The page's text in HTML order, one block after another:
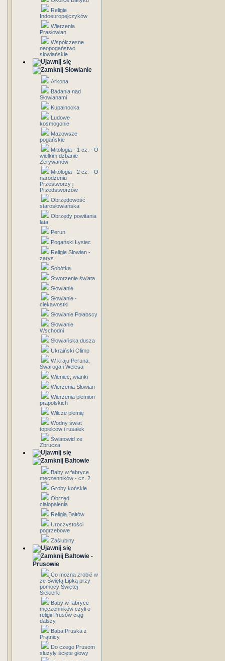
Religie
Indoeuropejczyków
Wierzenia
Prasłowian
Współczesne
neopogaństwo
słowiańskie
Słowianie
Arkona
Badania nad
Słowianami
Kupalnocka
Ludowe
kosmogonie
Mazowsze
pogańskie
Mitologia - 1 cz. - O
wielkim dzbanie
Zerywanów
Mitologia - 2 cz. - O
narodzeniu
Przestworzy i
Przedstworzów
Obrzędowość
starosłowiańska
Obrzędy powitania
lata
Perun
Pogański Łysiec
Religie Słowian -
zarys
Sobótka
Stworzenie świata
Słowianie
Słowianie -
ciekawostki
Słowianie Połabscy
Słowianie
Wschodni
Słowiańska dusza
Ukraiński Olimp
W kraju Peruna,
Swaroga i Welesa
Wieniec, wianki
Wierzenia Słowian
Wierzenia plemion
prapolskich
Wilcze plemię
Wodny świat
topielców i rusałek
Światowid ze
Zbrucza
Bałtowie
Baby w fabryce
męczenników - cz. 2
Groby końskie
Obrzęd
ciałopalenia
Religia Bałtów
Uroczystości
pogrzebowe
Zaślubiny
Bałtowie -
Prusowie
Co można zrobić w
ze Świętą Lipką przy
pomocy Świętej
Siekierki
Baby w fabryce
męczenników czyli o
religii Prusów ciąg
dalszy
Baba Pruska z
Prątnicy
Do czego Prusom
służyły ścięte głowy